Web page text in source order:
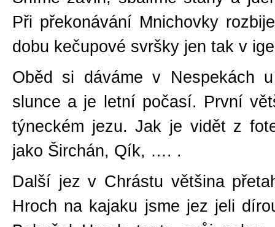
Při překonávání Mnichovky
dobu kečupové svršky jen tak v
Oběd si dáváme v Nespekách
slunce a je letní počasí. První
týneckém jezu. Jak je vidět z
jako Širchán, Qík, …. .
Další jez v Chrástu většina
Hroch na kajaku jsme jez jeli